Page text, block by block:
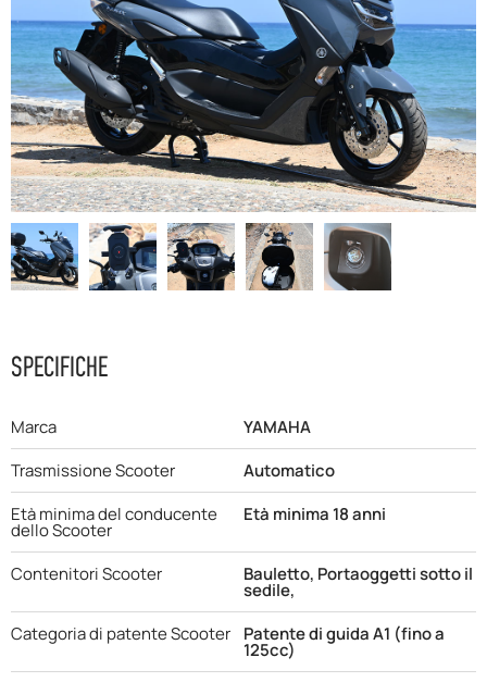
TOUR
BLOG
F.A.Q
SPECIFICHE
Marca
YAMAHA
Trasmissione Scooter
Automatico
Età minima del conducente
dello Scooter
Età minima 18 anni
Contenitori Scooter Bauletto, Portaoggetti sotto il
sedile,
Categoria di patente Scooter
Patente di guida A1 (fino a
125cc)